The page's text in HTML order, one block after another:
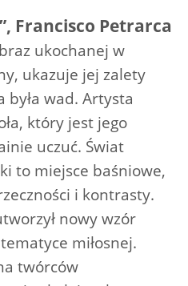
Francisco Petrarca
ukochanej w
ukazuje jej zalety
wad. Artysta
który jest jego
uczuć. Świat
to miejsce baśniowe,
i kontrasty.
nowy wzór
miłosnej.
twórców